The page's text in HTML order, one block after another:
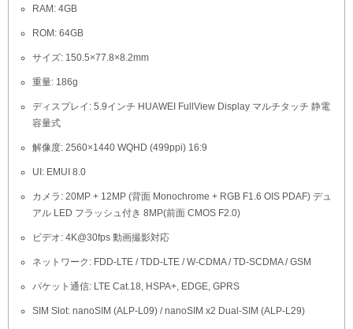
RAM: 4GB
ROM: 64GB
サイズ: 150.5×77.8×8.2mm
重量: 186g
ディスプレイ: 5.9インチ HUAWEI FullView Display マルチタッチ 静電
容量式
解像度: 2560×1440 WQHD (499ppi) 16:9
UI: EMUI 8.0
カメラ: 20MP + 12MP (背面 Monochrome + RGB F1.6 OIS PDAF) デュ
アル LED フラッシュ付き 8MP(前面 CMOS F2.0)
ビデオ: 4K@30fps 動画撮影対応
ネットワーク: FDD-LTE / TDD-LTE / W-CDMA / TD-SCDMA / GSM
パケット通信: LTE Cat.18, HSPA+, EDGE, GPRS
SIM Slot: nanoSIM (ALP-L09) / nanoSIM x2 Dual-SIM (ALP-L29)